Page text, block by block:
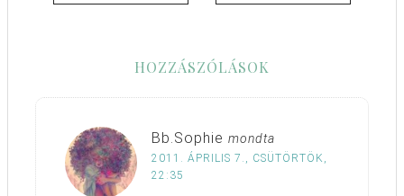
HOZZÁSZÓLÁSOK
Bb.Sophie mondta
2011. ÁPRILIS 7., CSÜTÖRTÖK,
22:35